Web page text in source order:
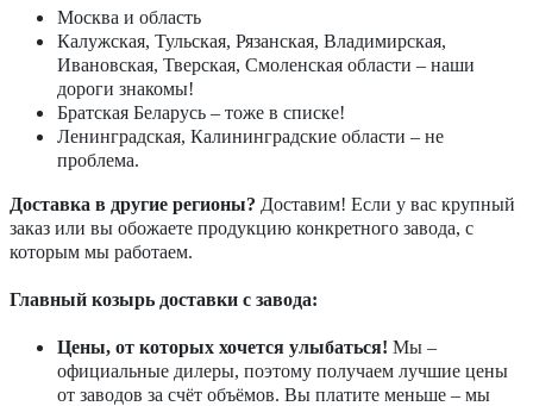
Москва и область
Калужская, Тульская, Рязанская, Владимирская,
Ивановская, Тверская, Смоленская области – наши
дороги знакомы!
Братская Беларусь – тоже в списке!
Ленинградская, Калининградские области – не
проблема.
Доставка в другие регионы? Доставим! Если у вас крупный
заказ или вы обожаете продукцию конкретного завода, с
которым мы работаем.
Главный козырь доставки с завода:
Цены, от которых хочется улыбаться! Мы –
официальные дилеры, поэтому получаем лучшие цены
от заводов за счёт объёмов. Вы платите меньше – мы